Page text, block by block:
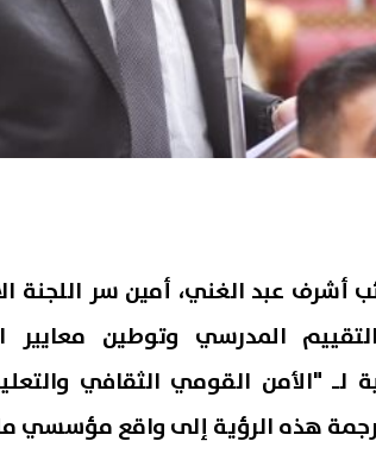
أشرف عبد الغني، أمين سر اللجنة
المدرسي وتوطين معايير
لـ "الأمن القومي الثقافي
هذه الرؤية إلى واقع مؤسسي